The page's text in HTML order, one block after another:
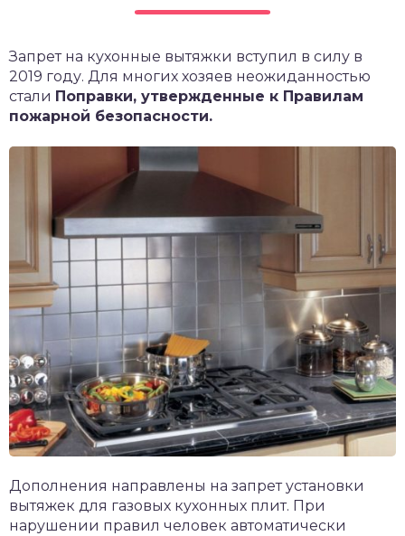
Запрет на кухонные вытяжки вступил в силу в
2019 году. Для многих хозяев неожиданностью
стали Поправки, утвержденные к Правилам
пожарной безопасности.
Дополнения направлены на запрет установки
вытяжек для газовых кухонных плит. При
нарушении правил человек автоматически
крыши и кровли
и уход